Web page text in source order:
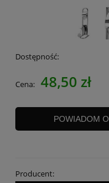
Dostępność:
Cena: 48,50 zł
POWIADOM
Producent: